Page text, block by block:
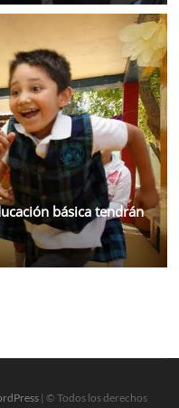
básica tendrán
| © Todos los derechos